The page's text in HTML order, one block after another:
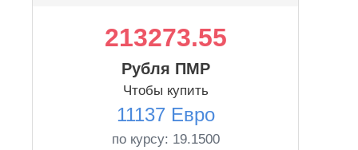
213273.55
Рубля ПМР
Чтобы купить
11137 Евро
по курсу: 19.1500